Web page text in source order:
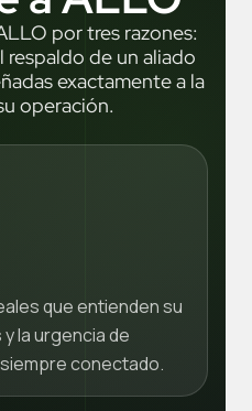
por tres razones:
de un aliado
exactamente a la
operación.
que entienden su
la urgencia de
conectado.